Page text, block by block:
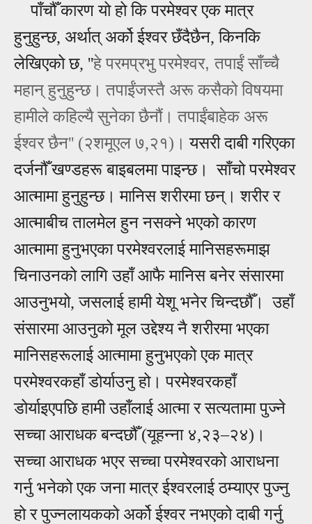
पाँचौँ कारण यो हो कि परमेश्वर एक मात्र
हुनुहुन्छ, अर्थात् अर्को ईश्वर छँदैछैन, किनकि
लेखिएको छ, ''हे परमप्रभु परमेश्‍वर,तपाईं साँच्‍चै
महान्‌ हुनुहुन्‍छ। तपाईंजस्‍तै अरू कसैको विषयमा
हामीले कहिल्‍यै सुनेका छैनौं। तपाईंबाहेक अरू
ईश्‍वर छैन'' (२शमूएल ७,२१)।यसरी दाबी गरिएका
दर्जनौँ खण्डहरू बाइबलमा पाइन्छ। साँचो परमेश्वर
आत्मामा हुनुहुन्छ। मानिस शरीरमा छन्। शरीर र
आत्माबीच तालमेल हुन नसक्ने भएको कारण
आत्मामा हुनुभएका परमेश्वरलाई मानिसहरूमाझ
चिनाउनको लागि उहाँ आफै मानिस बनेर संसारमा
आउनुभयो, जसलाई हामी येशू भनेर चिन्दछौँ। उहाँ
संसारमा आउनुको मूल उद्देश्य नै शरीरमा भएका
मानिसहरूलाई आत्मामा हुनुभएको एक मात्र
परमेश्वरकहाँ डोर्याउनु हो। परमेश्वरकहाँ
डोर्याइएपछि हामी उहाँलाई आत्मा र सत्यतामा पुज्ने
सच्चा आराधक बन्दछौँ (यूहन्ना ४,२३–२४)।
सच्चा आराधक भएर सच्चा परमेश्वरको आराधना
गर्नु भनेको एक जना मात्र ईश्वरलाई ठम्याएर पुज्नु
हो र पुज्नलायकको अर्को ईश्वर नभएको दाबी गर्नु